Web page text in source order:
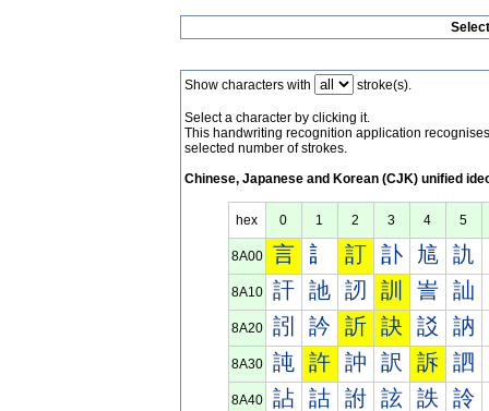
Show characters with stroke(s).
Select a character by clicking it.
This handwriting recognition application
selected number of strokes.
Chinese, Japanese and Korean (CJK) unified
hex 0 1 2 3 4 5
8A00 言 訁 訂 訃 訄 訅
8A10 訐 訑 訒 訓 訔 訕
8A20 訠 訡 訢 訣 訤 訥
8A30 訰 許 訲 訳 訴 訵
8A40 詀 詁 詂 詃 詄 詅